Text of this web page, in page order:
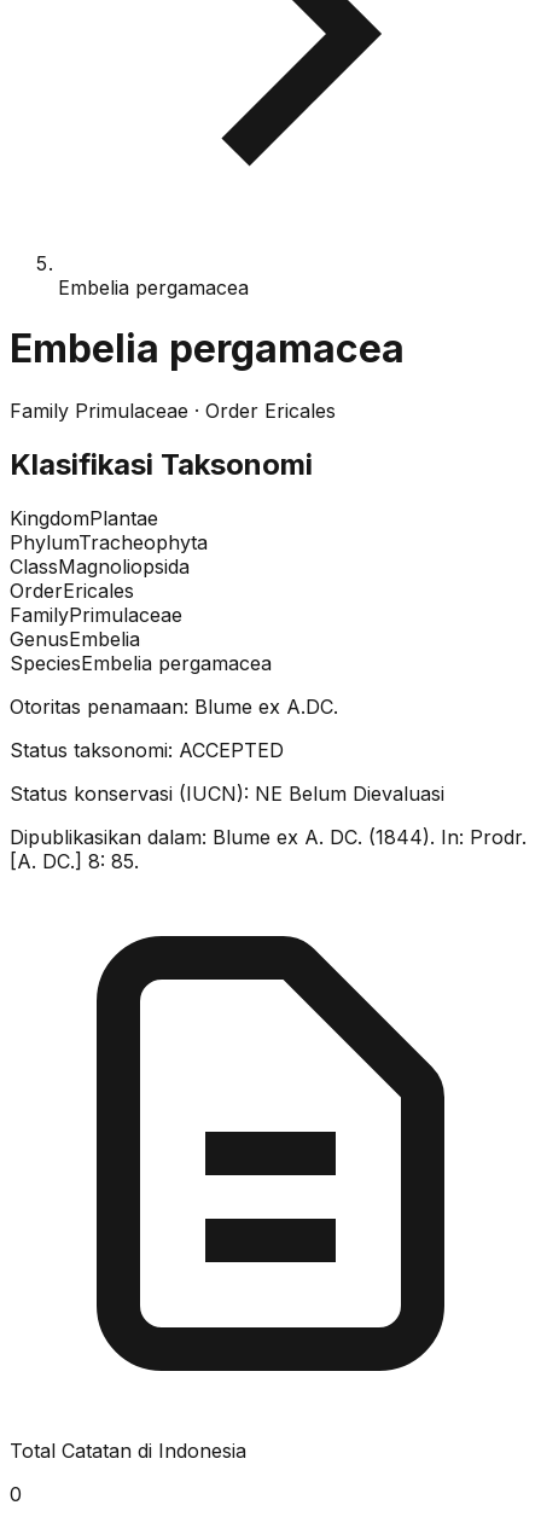
Embelia pergamacea
Embelia pergamacea
Family Primulaceae · Order Ericales
Klasifikasi Taksonomi
KingdomPlantae
PhylumTracheophyta
ClassMagnoliopsida
OrderEricales
FamilyPrimulaceae
GenusEmbelia
SpeciesEmbelia pergamacea
Otoritas penamaan: Blume ex A.DC.
Status taksonomi: ACCEPTED
Status konservasi (IUCN): NE Belum Dievaluasi
Dipublikasikan dalam: Blume ex A. DC. (1844). In: Prodr.
[A. DC.] 8: 85.
Total Catatan di Indonesia
0